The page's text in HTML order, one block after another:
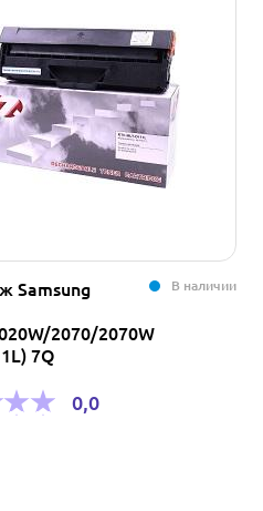
Samsung
2070/2070W
7Q
В наличии
0,0